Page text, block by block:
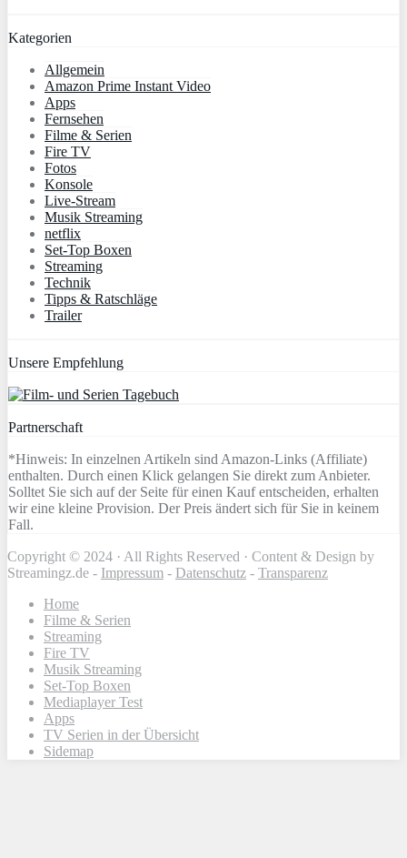
Kategorien
Allgemein
Amazon Prime Instant Video
Apps
Fernsehen
Filme & Serien
Fire TV
Fotos
Konsole
Live-Stream
Musik Streaming
netflix
Set-Top Boxen
Streaming
Technik
Tipps & Ratschläge
Trailer
Unsere Empfehlung
Partnerschaft
*Hinweis: In einzelnen Artikeln sind Amazon-Links (Affiliate)
enthalten. Durch einen Klick gelangen Sie direkt zum Anbieter.
Solltet Sie sich auf der Seite für einen Kauf entscheiden, erhalten
wir eine kleine Provision. Der Preis ändert sich für Sie in keinem
Fall.
Copyright © 2024 · All Rights Reserved · Content & Design by
Streamingz.de - Impressum - Datenschutz - Transparenz
Home
Filme & Serien
Streaming
Fire TV
Musik Streaming
Set-Top Boxen
Mediaplayer Test
Apps
TV Serien in der Übersicht
Sidemap